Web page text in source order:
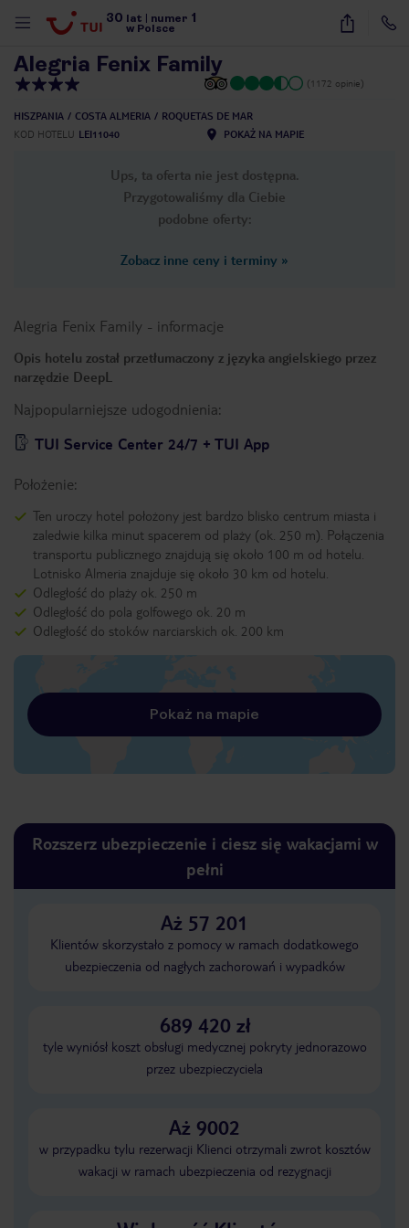
30 lat numer 1
w Polsce
33
Alegria Fenix Family
(1172 opinie)
HISZPANIA COSTA ALMERIA
ROQUETAS DE MAR
KOD HOTELU LEI11040 POKAŻ NA MAPIE
Ups, ta oferta nie jest dostępna.
Przygotowaliśmy dla Ciebie
podobne oferty:
Zobacz inne ceny i terminy »
Alegria Fenix Family - informacje
Opis hotelu został przetłumaczony z języka angielskiego przez
narzędzie DeepL
Najpopularniejsze udogodnienia:
TUI Service Center 24/7 + TUI App
Położenie:
Ten uroczy hotel położony jest bardzo blisko centrum miasta i
zaledwie kilka minut spacerem od plaży (ok. 250 m). Połączenia
transportu publicznego znajdują się około 100 m od hotelu.
Lotnisko Almeria znajduje się około 30 km od hotelu.
Odległość do plaży ok. 250 m
Odległość do pola golfowego ok. 20 m
Odległość do stoków narciarskich ok. 200 km
Pokaż na mapie
Rozszerz ubezpieczenie i ciesz się wakacjami w
pełni
Aż 57 201
Klientów skorzystało z pomocy w ramach dodatkowego
ubezpieczenia od nagłych zachorowań i wypadków
689 420 zł
tyle wyniósł koszt obsługi medycznej pokryty jednorazowo
przez ubezpieczyciela
Aż 9002
w przypadku tylu rezerwacji Klienci otrzymali zwrot kosztów
wakacji w ramach ubezpieczenia od rezygnacji